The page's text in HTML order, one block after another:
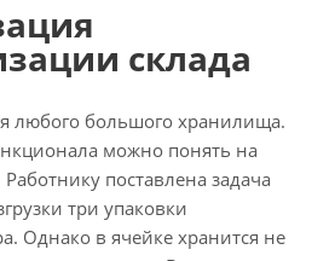
склада
любого большого хранилища.
можно понять на
поставлена задача
три упаковки
Однако в ячейке хранится не